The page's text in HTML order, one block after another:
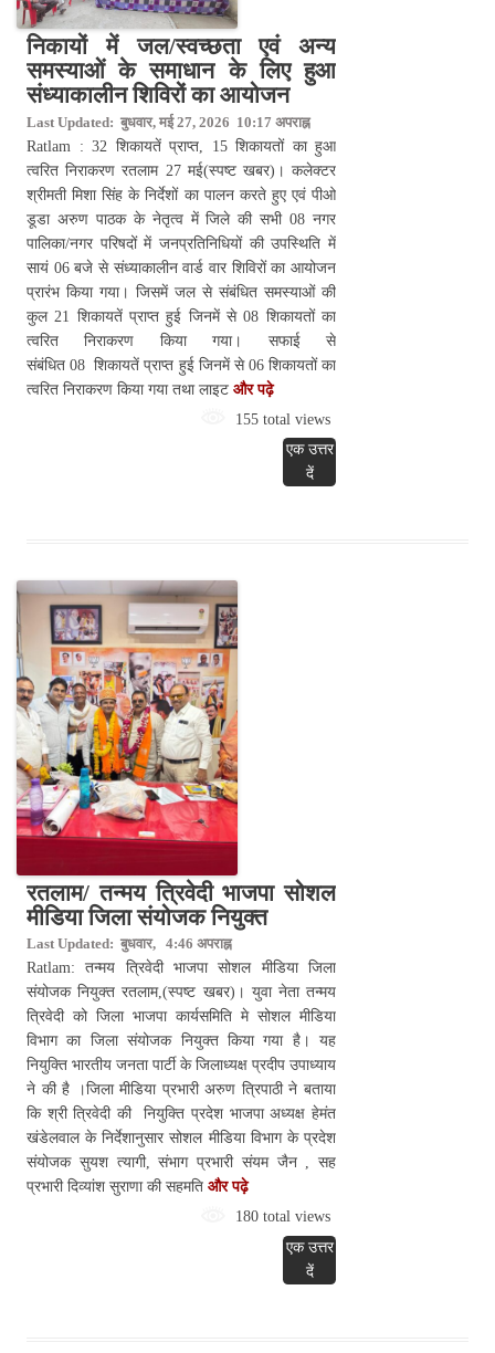
निकायों में जल/स्वच्छता एवं अन्य
समस्याओं के समाधान के लिए हुआ
संध्याकालीन शिविरों का आयोजन
Last Updated: बुधवार, मई 27, 2026 10:17 अपराह्न
Ratlam : 32 शिकायतें प्राप्त, 15 शिकायतों का हुआ
त्वरित निराकरण रतलाम 27 मई(स्पष्ट खबर)। कलेक्टर
श्रीमती मिशा सिंह के निर्देशों का पालन करते हुए एवं पीओ
डूडा अरुण पाठक के नेतृत्व में जिले की सभी 08 नगर
पालिका/नगर परिषदों में जनप्रतिनिधियों की उपस्थिति में
सायं 06 बजे से संध्याकालीन वार्ड वार शिविरों का आयोजन
प्रारंभ किया गया। जिसमें जल से संबंधित समस्याओं की
कुल 21 शिकायतें प्राप्त हुई जिनमें से 08 शिकायतों का
त्वरित निराकरण किया गया। सफाई से
संबंधित 08 शिकायतें प्राप्त हुई जिनमें से 06 शिकायतों का
त्वरित निराकरण किया गया तथा लाइट और पढ़े
155 total views
एक उत्तर
दें
रतलाम/ तन्मय त्रिवेदी भाजपा सोशल
मीडिया जिला संयोजक नियुक्त
Last Updated: बुधवार, 4:46 अपराह्न
Ratlam: तन्मय त्रिवेदी भाजपा सोशल मीडिया जिला
संयोजक नियुक्त रतलाम,(स्पष्ट खबर)। युवा नेता तन्मय
त्रिवेदी को जिला भाजपा कार्यसमिति मे सोशल मीडिया
विभाग का जिला संयोजक नियुक्त किया गया है। यह
नियुक्ति भारतीय जनता पार्टी के जिलाध्यक्ष प्रदीप उपाध्याय
ने की है ।जिला मीडिया प्रभारी अरुण त्रिपाठी ने बताया
कि श्री त्रिवेदी की नियुक्ति प्रदेश भाजपा अध्यक्ष हेमंत
खंडेलवाल के निर्देशानुसार सोशल मीडिया विभाग के प्रदेश
संयोजक सुयश त्यागी, संभाग प्रभारी संयम जैन , सह
प्रभारी दिव्यांश सुराणा की सहमति और पढ़े
180 total views
एक उत्तर
दें